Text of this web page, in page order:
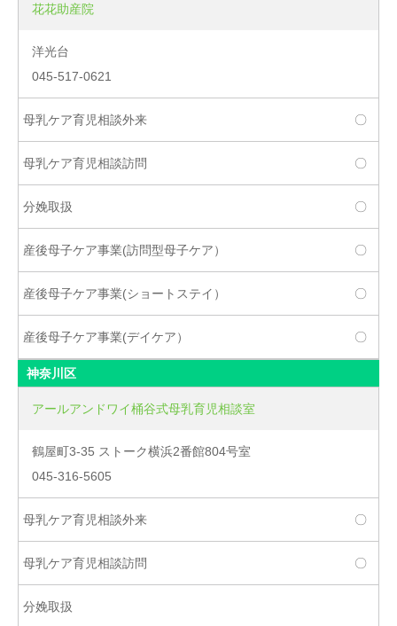
花花助産院
洋光台
045-517-0621
〇
〇
〇
〇
〇
〇
神奈川区
アールアンドワイ桶谷式母乳育児相談室
鶴屋町3-35 ストーク横浜2番館804号室
045-316-5605
〇
〇